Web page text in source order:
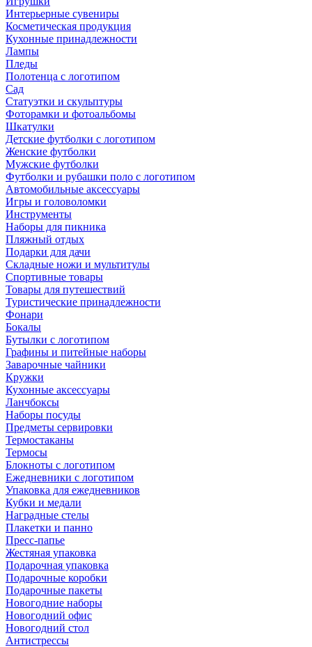
Интерьерные сувениры
Косметическая продукция
Кухонные принадлежности
Лампы
Пледы
Полотенца с логотипом
Сад
Статуэтки и скульптуры
Фоторамки и фотоальбомы
Шкатулки
Детские футболки с логотипом
Женские футболки
Мужские футболки
Футболки и рубашки поло с логотипом
Автомобильные аксессуары
Игры и головоломки
Инструменты
Наборы для пикника
Пляжный отдых
Подарки для дачи
Складные ножи и мультитулы
Спортивные товары
Товары для путешествий
Туристические принадлежности
Фонари
Бокалы
Бутылки с логотипом
Графины и питейные наборы
Заварочные чайники
Кружки
Кухонные аксессуары
Ланчбоксы
Наборы посуды
Предметы сервировки
Термостаканы
Термосы
Блокноты с логотипом
Ежедневники с логотипом
Упаковка для ежедневников
Кубки и медали
Наградные стелы
Плакетки и панно
Пресс-папье
Жестяная упаковка
Подарочная упаковка
Подарочные коробки
Подарочные пакеты
Новогодние наборы
Новогодний офис
Новогодний стол
Антистрессы